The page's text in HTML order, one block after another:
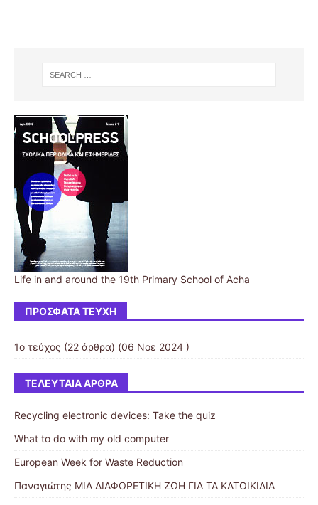
Life in and around the 19th Primary School of Acha
ΠΡΌΣΦΑΤΑ ΤΕΎΧΗ
1ο τεύχος (22 άρθρα) (06 Νοε 2024 )
ΤΕΛΕΥΤΑΊΑ ΆΡΘΡΑ
Recycling electronic devices: Take the quiz
What to do with my old computer
European Week for Waste Reduction
Παναγιώτης ΜΙΑ ΔΙΑΦΟΡΕΤΙΚΗ ΖΩΗ ΓΙΑ ΤΑ ΚΑΤΟΙΚΙΔΙΑ